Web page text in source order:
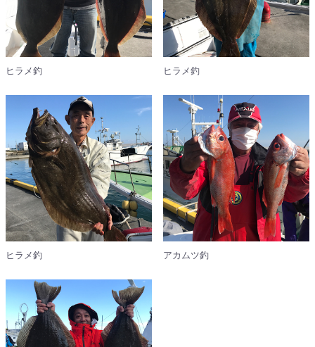
ヒラメ釣 ヒラメ釣
ヒラメ釣 アカムツ釣